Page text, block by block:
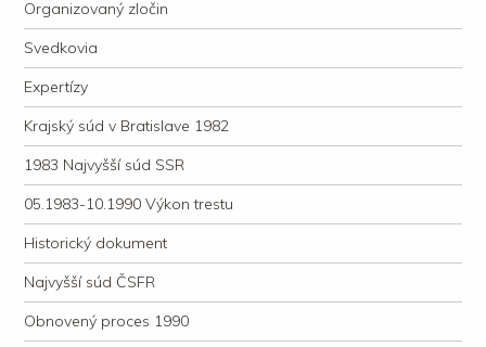
Organizovaný zločin
Svedkovia
Expertízy
Krajský súd v Bratislave 1982
1983 Najvyšší súd SSR
05.1983-10.1990 Výkon trestu
Historický dokument
Najvyšší súd ČSFR
Obnovený proces 1990